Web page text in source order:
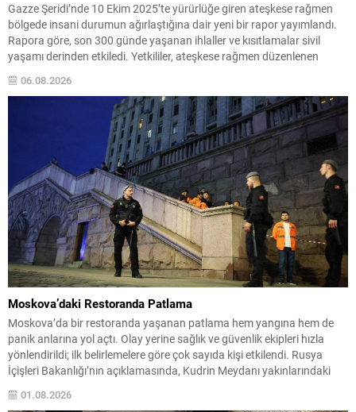
Gazze Şeridi’nde 10 Ekim 2025’te yürürlüğe giren ateşkese rağmen
bölgede insani durumun ağırlaştığına dair yeni bir rapor yayımlandı.
Rapora göre, son 300 günde yaşanan ihlaller ve kısıtlamalar sivil
yaşamı derinden etkiledi. Yetkililer, ateşkese rağmen düzenlenen
saldırılarda en az 1.254 kişinin yaşamını yitirdiğini ve yaklaşık 4.121
kişinin yaralandığını bildirdi. Ayrıca bu...
06.08.2026
Moskova’daki Restoranda Patlama
Moskova’da bir restoranda yaşanan patlama hem yangına hem de
panik anlarına yol açtı. Olay yerine sağlık ve güvenlik ekipleri hızla
yönlendirildi; ilk belirlemelere göre çok sayıda kişi etkilendi. Rusya
İçişleri Bakanlığı’nın açıklamasında, Kudrin Meydanı yakınlarındaki
kafenin bitişiğinde meydana gelen patlamada 3 kişinin yaşamını
yitirdiği, 15 kişinin de yaralandığı belirtildi. Ekiplerin...
01.08.2026